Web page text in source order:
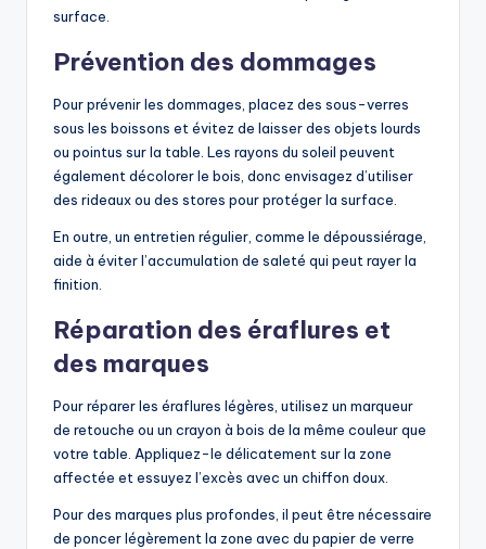
surface.
Prévention des dommages
Pour prévenir les dommages, placez des sous-verres
sous les boissons et évitez de laisser des objets lourds
ou pointus sur la table. Les rayons du soleil peuvent
également décolorer le bois, donc envisagez d’utiliser
des rideaux ou des stores pour protéger la surface.
En outre, un entretien régulier, comme le dépoussiérage,
aide à éviter l’accumulation de saleté qui peut rayer la
finition.
Réparation des éraflures et
des marques
Pour réparer les éraflures légères, utilisez un marqueur
de retouche ou un crayon à bois de la même couleur que
votre table. Appliquez-le délicatement sur la zone
affectée et essuyez l’excès avec un chiffon doux.
Pour des marques plus profondes, il peut être nécessaire
de poncer légèrement la zone avec du papier de verre